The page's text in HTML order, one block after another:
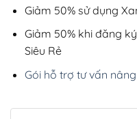
Giảm 50% sử dụng
Giảm 50% khi đăng
Siêu Rẻ
Gói hỗ trợ tư vấn